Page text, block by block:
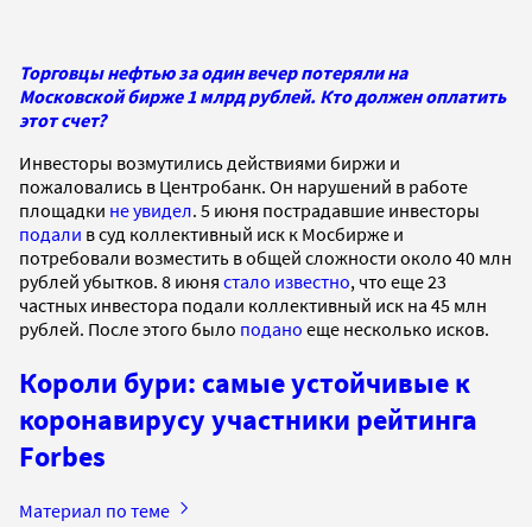
Торговцы нефтью за один вечер потеряли на
Московской бирже 1 млрд рублей. Кто должен оплатить
этот счет?
Инвесторы возмутились действиями биржи и
пожаловались в Центробанк. Он нарушений в работе
площадки не увидел. 5 июня пострадавшие инвесторы
подали в суд коллективный иск к Мосбирже и
потребовали возместить в общей сложности около 40 млн
рублей убытков. 8 июня стало известно, что еще 23
частных инвестора подали коллективный иск на 45 млн
рублей. После этого было подано еще несколько исков.
Короли бури: самые устойчивые к
коронавирусу участники рейтинга
Forbes
Материал по теме